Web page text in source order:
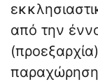
από την
παραχώρηση